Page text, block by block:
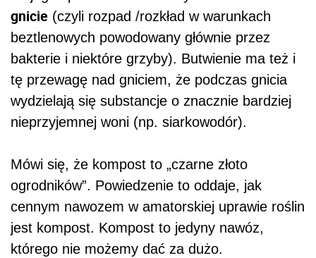
gnicie (czyli rozpad /rozkład w warunkach
beztlenowych powodowany głównie przez
bakterie i niektóre grzyby). Butwienie ma też i
tę przewagę nad gniciem, że podczas gnicia
wydzielają się substancje o znacznie bardziej
nieprzyjemnej woni (np. siarkowodór).
Mówi się, że kompost to „czarne złoto
ogrodników”. Powiedzenie to oddaje, jak
cennym nawozem w amatorskiej uprawie roślin
jest kompost. Kompost to jedyny nawóz,
którego nie możemy dać za dużo.